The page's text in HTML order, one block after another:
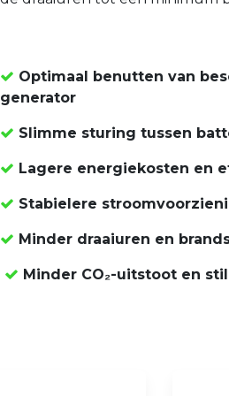
Optimaal benutten van
generator
Slimme sturing tussen
Lagere energiekosten en
Stabielere
Minder draaiuren en
Minder CO₂-uitstoot en